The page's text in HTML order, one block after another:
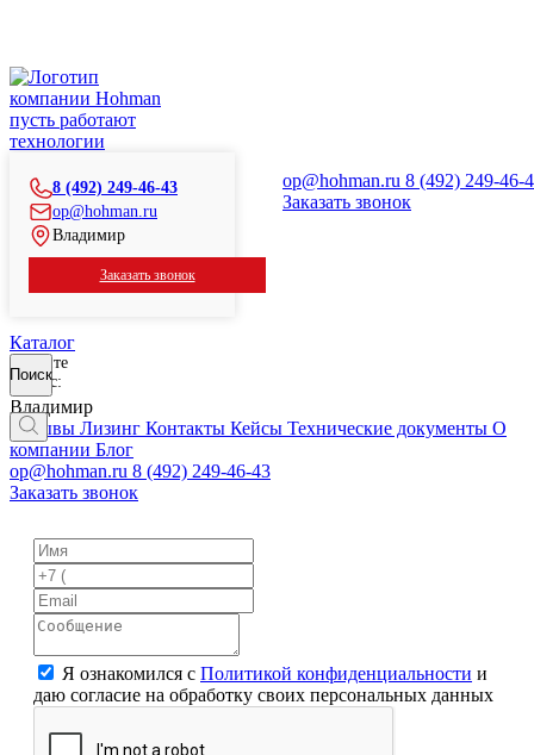
пусть работают
технологии
8 (492) 249-46-43
op@hohman.ru
Владимир
Заказать звонок
op@hohman.ru 8 (492) 249-46-
Заказать звонок
Каталог
Введите
запрос:
Поиск
Владимир
Отзывы Лизинг Контакты Кейсы Технические документы О
компании Блог
op@hohman.ru 8 (492) 249-46-43
Заказать звонок
Центральный офис, г. Владимир
600033, г. Владимир, ул. Мостостроевская, д. 2, этаж 3,
помещ. 11
info@hohman.ru
+7 (4922) 49-46-43
Пн-Чт: 8.00 - 17.00,
Пт: 8.00-16.00
Написать
генеральному директору
Я ознакомился с Политикой конфиденциальности и
даю согласие на обработку своих персональных данных